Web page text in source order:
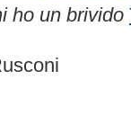
ho un brivido